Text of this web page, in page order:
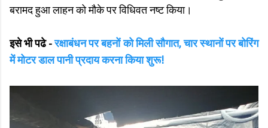
बरामद हुआ लाहन को मौके पर विधिवत नष्ट किया।
इसे भी पढे -रक्षाबंधन पर बहनों को मिली सौगात, चार स्थानों पर बोरिंग
में मोटर डाल पानी प्रदाय करना किया शुरू!